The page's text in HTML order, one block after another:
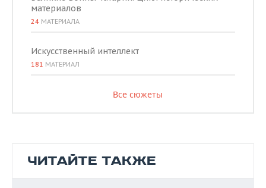
материалов
24 МАТЕРИАЛА
Искусственный интеллект
181 МАТЕРИАЛ
Все сюжеты
ЧИТАЙТЕ ТАКЖЕ